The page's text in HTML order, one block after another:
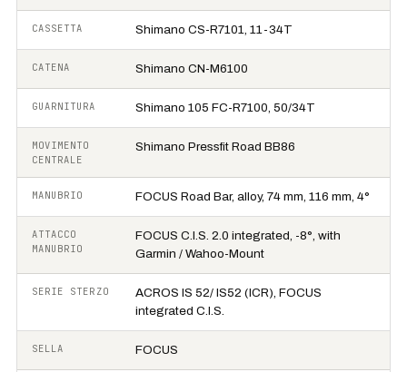
CASSETTA Shimano CS-R7101, 11-34T
CATENA Shimano CN-M6100
GUARNITURA Shimano 105 FC-R7100, 50/34T
MOVIMENTO
CENTRALE
Shimano Pressfit Road BB86
MANUBRIO FOCUS Road Bar, alloy, 74 mm, 116 mm, 4°
ATTACCO
MANUBRIO
FOCUS C.I.S. 2.0 integrated, -8°, with
Garmin / Wahoo-Mount
SERIE STERZO
ACROS IS 52/ IS52 (ICR), FOCUS
integrated C.I.S.
SELLA FOCUS